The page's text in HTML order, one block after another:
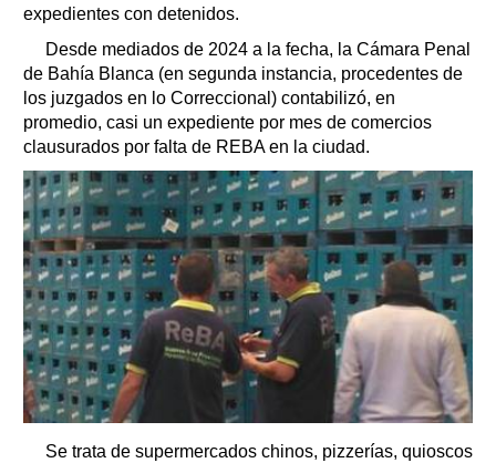
expedientes con detenidos.
Desde mediados de 2024 a la fecha, la Cámara Penal
de Bahía Blanca (en segunda instancia, procedentes de
los juzgados en lo Correccional) contabilizó, en
promedio, casi un expediente por mes de comercios
clausurados por falta de REBA en la ciudad.
Se trata de supermercados chinos, pizzerías, quioscos